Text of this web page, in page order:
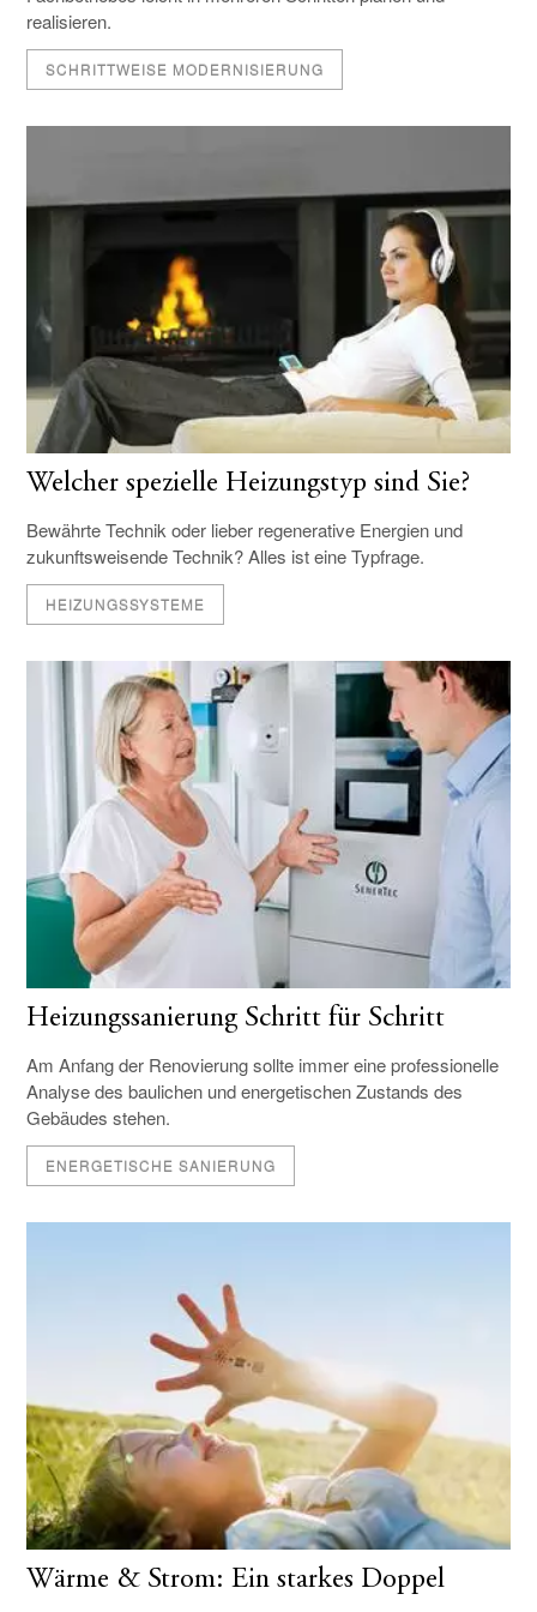
realisieren.
SCHRITTWEISE MODERNISIERUNG
Welcher spezielle Heizungstyp sind Sie?
Bewährte Technik oder lieber regenerative Energien und
zukunftsweisende Technik? Alles ist eine Typfrage.
HEIZUNGSSYSTEME
Heizungssanierung Schritt für Schritt
Am Anfang der Renovierung sollte immer eine professionelle
Analyse des baulichen und energetischen Zustands des
Gebäudes stehen.
ENERGETISCHE SANIERUNG
Wärme & Strom: Ein starkes Doppel